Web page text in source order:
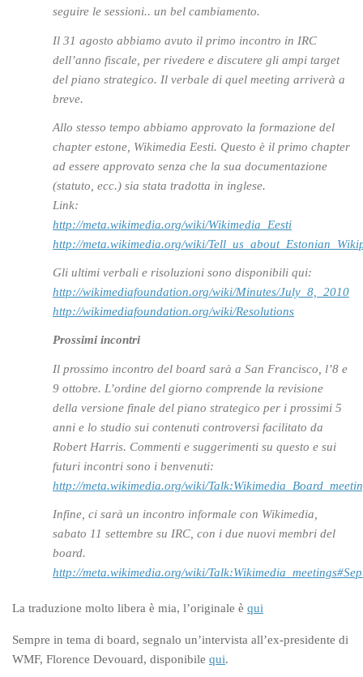
seguire le sessioni.. un bel cambiamento.
Il 31 agosto abbiamo avuto il primo incontro in IRC
dell’anno fiscale, per rivedere e discutere gli ampi target
del piano strategico. Il verbale di quel meeting arriverà a
breve.
Allo stesso tempo abbiamo approvato la formazione del
chapter estone, Wikimedia Eesti. Questo è il primo chapter
ad essere approvato senza che la sua documentazione
(statuto, ecc.) sia stata tradotta in inglese.
Link:
http://meta.wikimedia.org/wiki/Wikimedia_Eesti
http://meta.wikimedia.org/wiki/
Gli ultimi verbali e risoluzioni sono disponibili qui:
http://wikimediafoundation.org/wiki/Minutes/July_8,_2010
http://wikimediafoundation.org/wiki/Resolutions
Prossimi incontri
Il prossimo incontro del board sarà a San Francisco, l’8 e
9 ottobre. L’ordine del giorno comprende la revisione
della versione finale del piano strategico per i prossimi 5
anni e lo studio sui contenuti controversi facilitato da
Robert Harris. Commenti e suggerimenti su questo e sui
futuri incontri sono i benvenuti:
http://meta.wikimedia.org/wiki/
Infine, ci sarà un incontro informale con Wikimedia,
sabato 11 settembre su IRC, con i due nuovi membri del
board.
http://meta.wikimedia.org/wiki/
La traduzione molto libera è mia, l’originale è qui
Sempre in tema di board, segnalo un’intervista all’ex-presidente di
WMF, Florence Devouard, disponibile qui.